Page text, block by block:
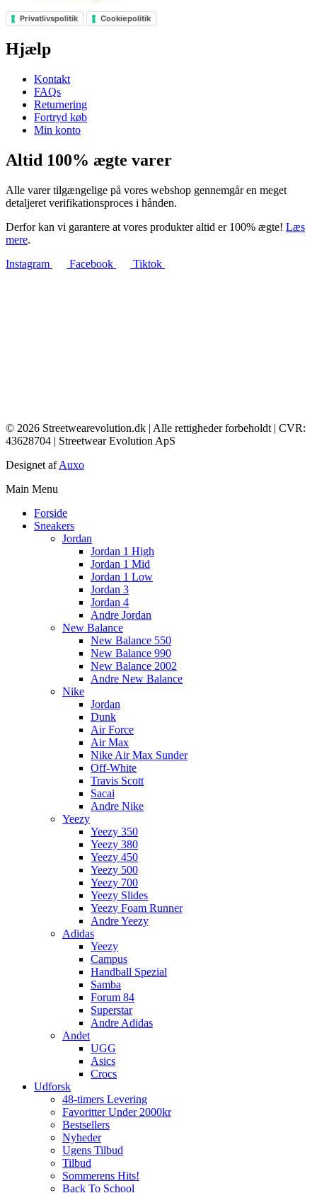
Privatlivspolitik Cookiepolitik
Hjælp
Kontakt
FAQs
Returnering
Fortryd køb
Min konto
Altid 100% ægte varer
Alle varer tilgængelige på vores webshop gennemgår en meget
detaljeret verifikationsproces i hånden.
Derfor kan vi garantere at vores produkter altid er 100% ægte! Læs
mere.
Instagram
Facebook Tiktok
© 2026 Streetwearevolution.dk | Alle rettigheder forbeholdt | CVR:
43628704 | Streetwear Evolution ApS
Designet afAuxo
Main Menu
Forside
Sneakers
Jordan
Jordan 1 High
Jordan 1 Mid
Jordan 1 Low
Jordan 3
Jordan 4
Andre Jordan
New Balance
New Balance 550
New Balance 990
New Balance 2002
Andre New Balance
Nike
Jordan
Dunk
Air Force
Air Max
Nike Air Max Sunder
Off-White
Travis Scott
Sacai
Andre Nike
Yeezy
Yeezy 350
Yeezy 380
Yeezy 450
Yeezy 500
Yeezy 700
Yeezy Slides
Yeezy Foam Runner
Andre Yeezy
Adidas
Yeezy
Campus
Handball Spezial
Samba
Forum 84
Superstar
Andre Adidas
Andet
UGG
Asics
Crocs
Udforsk
48-timers Levering
Favoritter Under 2000kr
Bestsellers
Nyheder
Ugens Tilbud
Tilbud
Sommerens Hits!
Back To School